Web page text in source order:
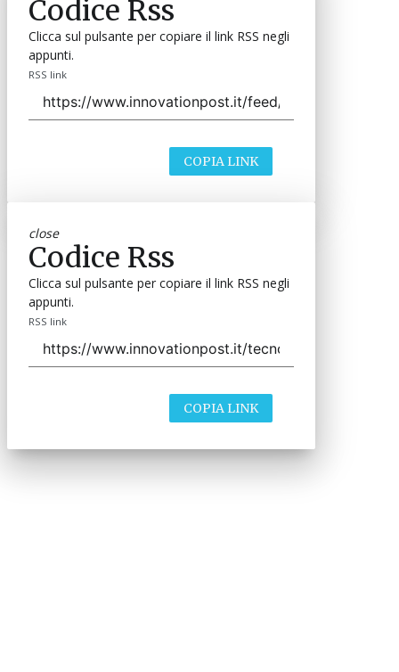
Codice Rss
Clicca sul pulsante per copiare il link RSS negli
appunti.
RSS link
COPIA LINK
close
Codice Rss
Clicca sul pulsante per copiare il link RSS negli
appunti.
RSS link
COPIA LINK